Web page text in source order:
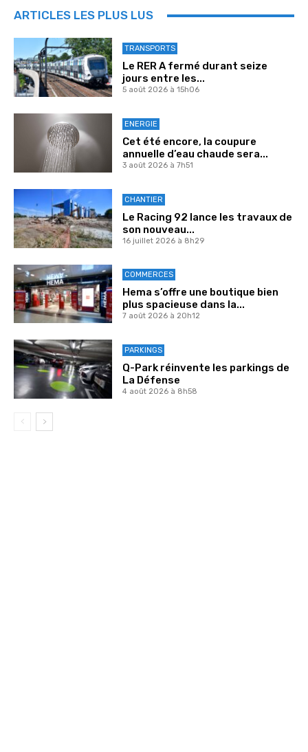
ARTICLES LES PLUS LUS
TRANSPORTS
Le RER A fermé durant seize
jours entre les...
5 août 2026 à 15h06
ENERGIE
Cet été encore, la coupure
annuelle d’eau chaude sera...
3 août 2026 à 7h51
CHANTIER
Le Racing 92 lance les travaux de
son nouveau...
16 juillet 2026 à 8h29
COMMERCES
Hema s’offre une boutique bien
plus spacieuse dans la...
7 août 2026 à 20h12
PARKINGS
Q-Park réinvente les parkings de
La Défense
4 août 2026 à 8h58